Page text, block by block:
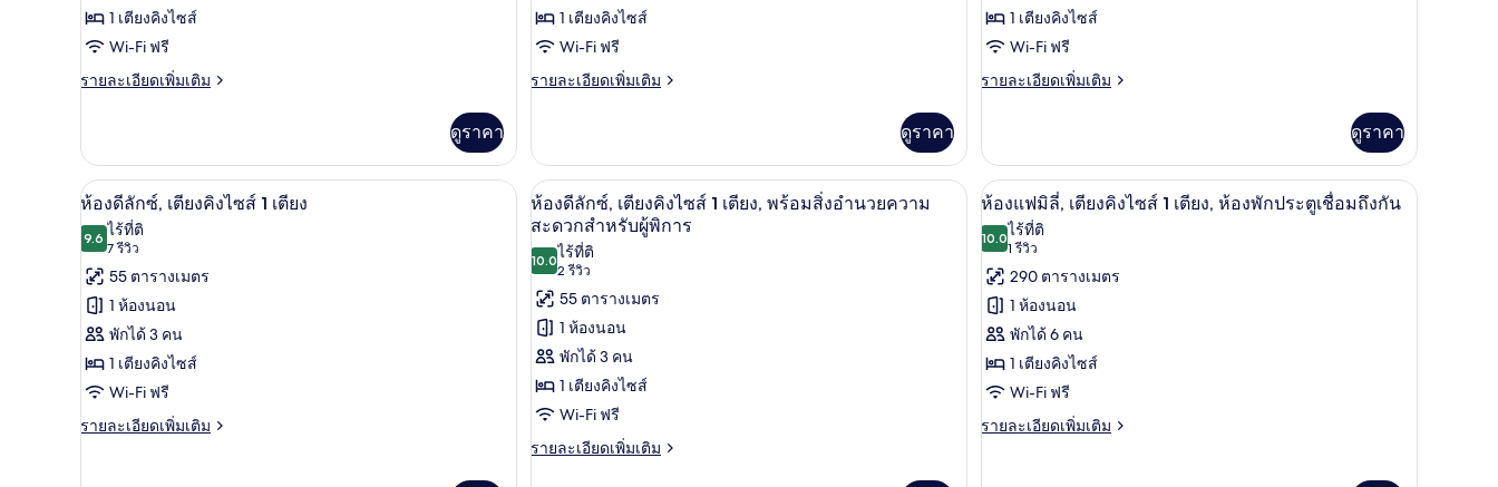
สตู
ดิโอ,
เตียง
ไซส์
เตียง
1 เตียงคิงไซส์
Wi-Fi ฟรี
รายละเอียดเพิ่มเติม
ราย
เกี่ยว
กับ
สตู
โอ,
เตียง
คิง
ไซส์
เตียง
ดูราคา
อ
พาร์
ท
นท์,
ห้อง
นอน
1 เตียงคิงไซส์
Wi-Fi ฟรี
รายละเอียดเพิ่มเติม
ราย
เกี่ยว
กับ
อ
พาร์
เม
นท์,
ห้อง
นอน
ดูราคา
อ
พาร์
ท
นท์,
2
ห้อง
นอน
1 เตียงคิงไซส์
Wi-Fi ฟรี
รายละเอียดเพิ่มเติม
ราย
เกี่ยว
กับ
อ
ท
นท์,
2
ห้อง
นอน
ดูราคา
เปิด
ภาพถ่าย
ทั้งหมด
ของ
ห้อง
ดี
ลัก
ซ์,
เครื่องนอนระดับพรีเมียม, เตียงเมมโมรีโฟม, มินิบาร์, ตู้นิรภัยในห้องพัก
7
ห้องดีลักซ์, เตียงคิงไซส์ 1 เตียง
9.69.6 จาก 10
ไร้ที่ติ
7 รีวิว
(7
รีวิว)
55 ตารางเมตร
1 ห้องนอน
พักได้ 3 คน
1 เตียงคิงไซส์
Wi-Fi ฟรี
รายละเอียดเพิ่มเติม
ราย
เปิด
ภาพถ่าย
ทั้งหมด
ของ
ห้อง
ดี
ลัก
ซ์,
เตียง
ห้องดีลักซ์, เตียงคิงไซส์ 1 เตียง, พร้อมสิ่งอำนวยความสะดวกสำหรับผู้พิการ | เครื่องนอนระดับพรีเมียม, เตียงเมมโมรีโ
8
ห้องดีลักซ์, เตียงคิงไซส์ 1 เตียง, พร้อมสิ่งอำนวยความ
สะดวกสำหรับผู้พิการ
10.010.0 จาก 10
ไร้ที่ติ
2 รีวิว
(2
รีวิว)
55 ตารางเมตร
1 ห้องนอน
พักได้ 3 คน
1 เตียงคิงไซส์
Wi-Fi ฟรี
รายละเอียดเพิ่มเติม
ราย
เปิด
ภาพถ่าย
ทั้งหมด
ของ
ห้อง
แฟ
มิ
ลี่,
สมาร์ททีวี 43 นิ้ว พร้อมช่องดาวเทียม, ทีวี
8
ห้องแฟมิลี่, เตียงคิงไซส์ 1 เตียง, ห้องพักประตูเชื่อมถึงกัน
10.010.0 จาก 10
ไร้ที่ติ
1 รีวิว
(1
รีวิว)
290 ตารางเมตร
1 ห้องนอน
พักได้ 6 คน
1 เตียงคิงไซส์
Wi-Fi ฟรี
รายละเอียดเพิ่มเติม
ราย